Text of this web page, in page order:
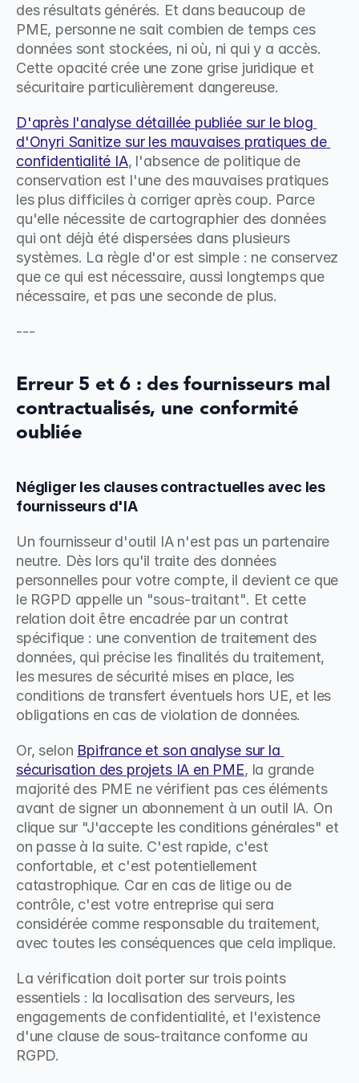
des résultats générés. Et dans beaucoup de
PME, personne ne sait combien de temps ces
données sont stockées, ni où, ni qui y a accès.
Cette opacité crée une zone grise juridique et
sécuritaire particulièrement dangereuse.
D'après l'analyse détaillée publiée sur le blog
d'Onyri Sanitize sur les mauvaises pratiques de
confidentialité IA, l'absence de politique de
conservation est l'une des mauvaises pratiques
les plus difficiles à corriger après coup. Parce
qu'elle nécessite de cartographier des données
qui ont déjà été dispersées dans plusieurs
systèmes. La règle d'or est simple : ne conservez
que ce qui est nécessaire, aussi longtemps que
nécessaire, et pas une seconde de plus.
---
Erreur 5 et 6 : des fournisseurs mal
contractualisés, une conformité
oubliée
Négliger les clauses contractuelles avec les
fournisseurs d'IA
Un fournisseur d'outil IA n'est pas un partenaire
neutre. Dès lors qu'il traite des données
personnelles pour votre compte, il devient ce que
le RGPD appelle un "sous-traitant". Et cette
relation doit être encadrée par un contrat
spécifique : une convention de traitement des
données, qui précise les finalités du traitement,
les mesures de sécurité mises en place, les
conditions de transfert éventuels hors UE, et les
obligations en cas de violation de données.
Or, selon Bpifrance et son analyse sur la
sécurisation des projets IA en PME, la grande
majorité des PME ne vérifient pas ces éléments
avant de signer un abonnement à un outil IA. On
clique sur "J'accepte les conditions générales" et
on passe à la suite. C'est rapide, c'est
confortable, et c'est potentiellement
catastrophique. Car en cas de litige ou de
contrôle, c'est votre entreprise qui sera
considérée comme responsable du traitement,
avec toutes les conséquences que cela implique.
La vérification doit porter sur trois points
essentiels : la localisation des serveurs, les
engagements de confidentialité, et l'existence
d'une clause de sous-traitance conforme au
RGPD.